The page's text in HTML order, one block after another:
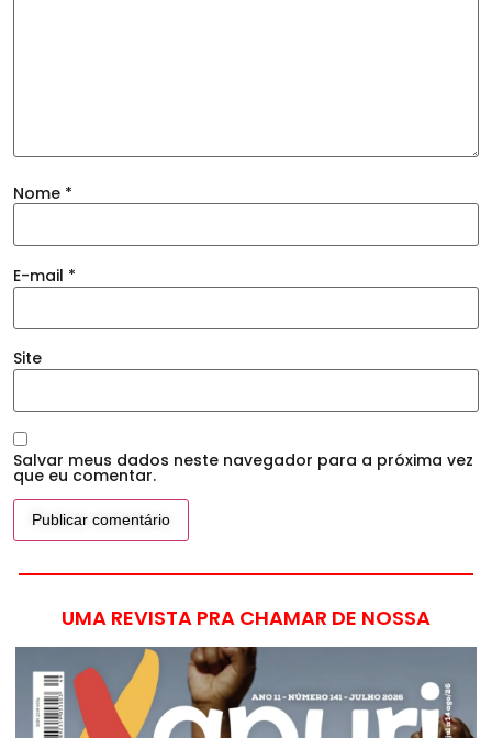
Nome *
E-mail *
Site
Salvar meus dados neste navegador para a próxima vez
que eu comentar.
UMA REVISTA PRA CHAMAR DE NOSSA